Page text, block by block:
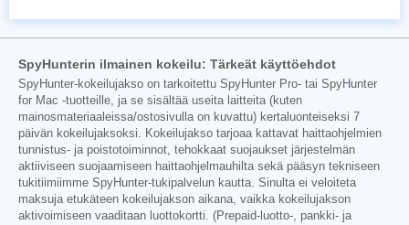
SpyHunterin ilmainen kokeilu: Tärkeät käyttöehdot
SpyHunter-kokeilujakso on tarkoitettu SpyHunter Pro- tai SpyHunter
for Mac -tuotteille, ja se sisältää useita laitteita (kuten
mainosmateriaaleissa/ostosivulla on kuvattu) kertaluonteiseksi 7
päivän kokeilujaksoksi. Kokeilujakso tarjoaa kattavat haittaohjelmien
tunnistus- ja poistotoiminnot, tehokkaat suojaukset järjestelmän
aktiiviseen suojaamiseen haittaohjelmauhilta sekä pääsyn tekniseen
tukitiimiimme SpyHunter-tukipalvelun kautta. Sinulta ei veloiteta
maksuja etukäteen kokeilujakson aikana, vaikka kokeilujakson
aktivoimiseen vaaditaan luottokortti. (Prepaid-luotto-, pankki- ja